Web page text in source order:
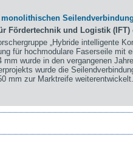
Fördertechnik und Logistik
„Hybride intelligente
für hochmodulare Faserseile mit
mm wurde in den vergangenen
wurde die
mm zur Marktreife